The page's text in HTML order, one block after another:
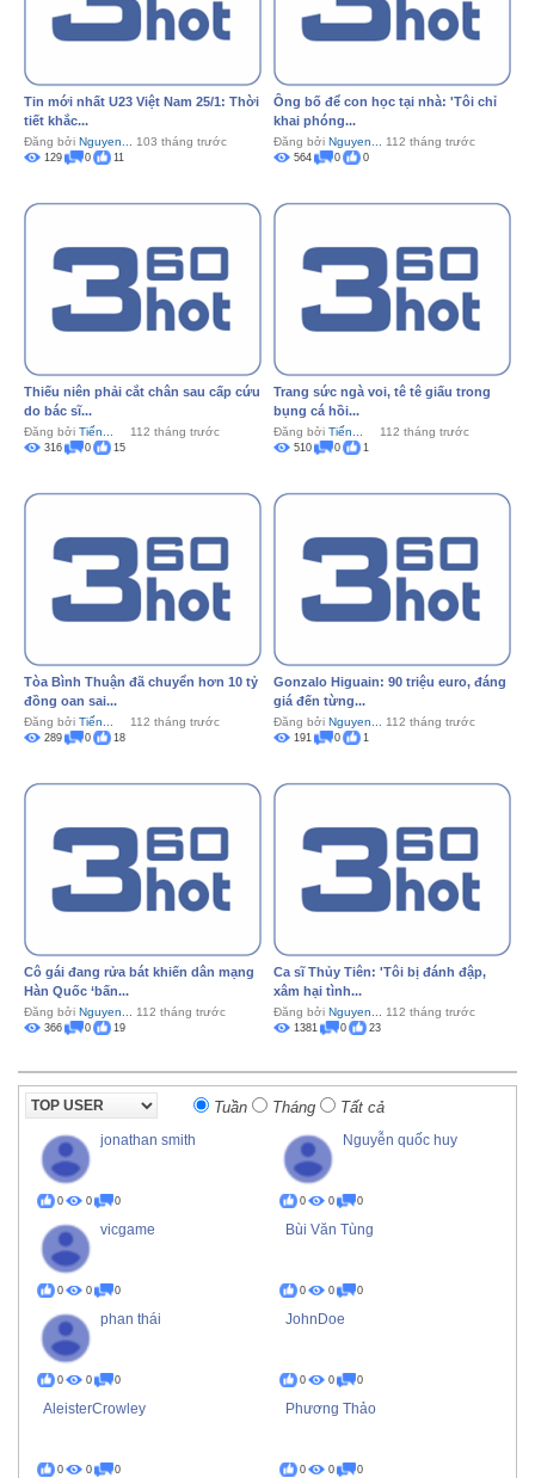
Tin mới nhất U23 Việt Nam 25/1: Thời
tiết khắc...
Đăng bởi Nguyen... 103 tháng trước
129 0 11
Ông bố để con học tại nhà: 'Tôi chỉ
khai phóng...
Đăng bởi Nguyen... 112 tháng trước
564 0 0
Thiếu niên phải cắt chân sau cấp cứu
do bác sĩ...
Đăng bởi Tiến... 112 tháng trước
316 0 15
Trang sức ngà voi, tê tê giấu trong
bụng cá hồi...
Đăng bởi Tiến... 112 tháng trước
510 0 1
Tòa Bình Thuận đã chuyển hơn 10 tỷ
đồng oan sai...
Đăng bởi Tiến... 112 tháng trước
289 0 18
Gonzalo Higuain: 90 triệu euro, đáng
giá đến từng...
Đăng bởi Nguyen... 112 tháng trước
191 0 1
Cô gái đang rửa bát khiến dân mạng
Hàn Quốc ‘bấn...
Đăng bởi Nguyen... 112 tháng trước
366 0 19
Ca sĩ Thủy Tiên: 'Tôi bị đánh đập,
xâm hại tình...
Đăng bởi Nguyen... 112 tháng trước
1381 0 23
Tuần Tháng Tất cả
jonathan smith
0 0 0
Nguyễn quốc huy
0 0 0
vicgame
0 0 0
Bùi Văn Tùng
0 0 0
phan thái
0 0 0
JohnDoe
0 0 0
AleisterCrowley
0 0 0
Phương Thảo
0 0 0